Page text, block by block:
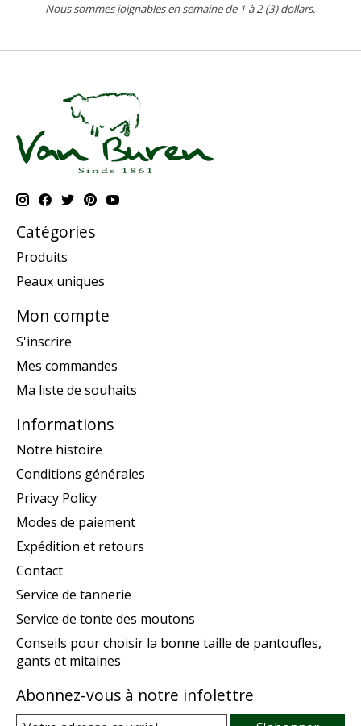
Nous sommes joignables en semaine de 1 à 2 (3) dollars.
Catégories
Produits
Peaux uniques
Mon compte
S'inscrire
Mes commandes
Ma liste de souhaits
Informations
Notre histoire
Conditions générales
Privacy Policy
Modes de paiement
Expédition et retours
Contact
Service de tannerie
Service de tonte des moutons
Conseils pour choisir la bonne taille de pantoufles,
gants et mitaines
Abonnez-vous à notre infolettre